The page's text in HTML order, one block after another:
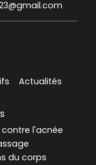
Actualités
l'acnée
du corps